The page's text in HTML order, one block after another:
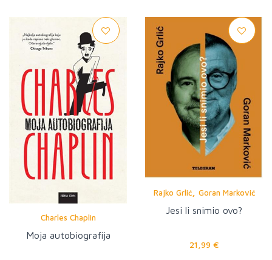
Charles Chaplin
Moja autobiografija
Rajko Grlić, Goran Marković
Jesi li snimio ovo?
21,99 €